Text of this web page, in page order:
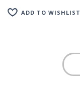
ADD TO WISHLIST